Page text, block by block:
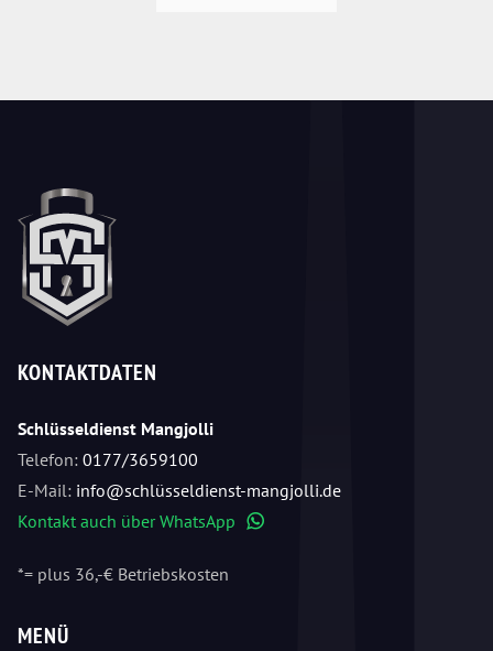
KONTAKTDATEN
Schlüsseldienst Mangjolli
Telefon: 0177/3659100
E-Mail: info@schlüsseldienst-mangjolli.de
Kontakt auch über WhatsApp
*= plus 36,-€ Betriebskosten
MENÜ